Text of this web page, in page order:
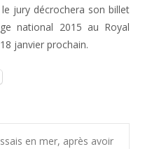
jury décrochera son billet
national 2015 au Royal
janvier prochain.
en mer, après avoir